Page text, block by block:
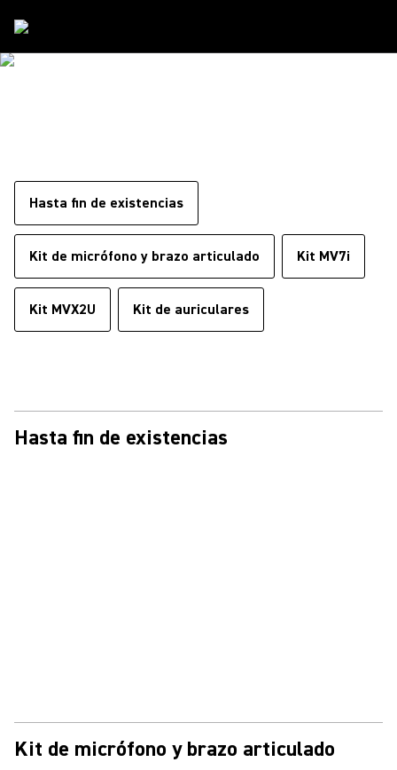
Hasta fin de existencias
Kit de micrófono y brazo articulado Kit MV7i
Kit MVX2U Kit de auriculares
Hasta fin de existencias
Kit de micrófono y brazo articulado